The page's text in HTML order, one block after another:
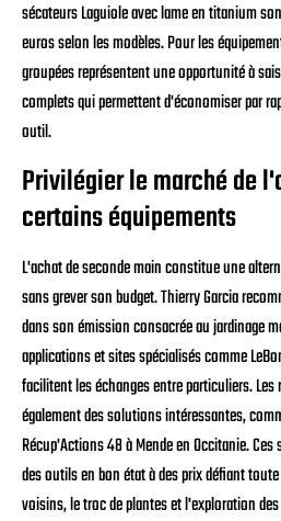
sécateurs Laguiole avec lame en titanium
euros selon les modèles. Pour les
groupées représentent une opportunité à
complets qui permettent d'économiser par
outil.
Privilégier le marché de
certains équipements
L'achat de seconde main constitue une
sans grever son budget. Thierry Garcia
dans son émission consacrée au jardinage
applications et sites spécialisés comme
facilitent les échanges entre particuliers.
également des solutions intéressantes,
Récup'Actions 48 à Mende en Occitanie.
des outils en bon état à des prix défiant
voisins, le troc de plantes et l'exploration